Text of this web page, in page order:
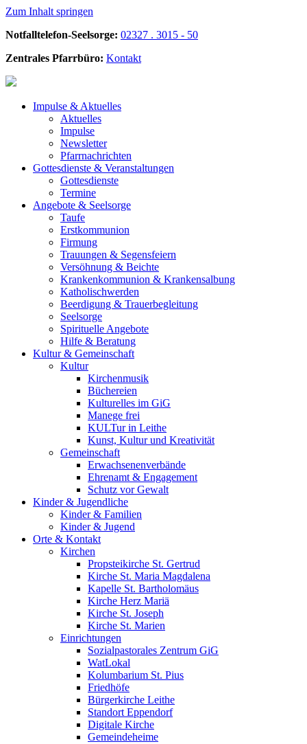
Zum Inhalt springen
Notfalltelefon-Seelsorge: 02327 . 3015 - 50
Zentrales Pfarrbüro: Kontakt
Impulse & Aktuelles
Aktuelles
Impulse
Newsletter
Pfarrnachrichten
Gottesdienste & Veranstaltungen
Gottesdienste
Termine
Angebote & Seelsorge
Taufe
Erstkommunion
Firmung
Trauungen & Segensfeiern
Versöhnung & Beichte
Krankenkommunion & Krankensalbung
Katholischwerden
Beerdigung & Trauerbegleitung
Seelsorge
Spirituelle Angebote
Hilfe & Beratung
Kultur & Gemeinschaft
Kultur
Kirchenmusik
Büchereien
Kulturelles im GiG
Manege frei
KULTur in Leithe
Kunst, Kultur und Kreativität
Gemeinschaft
Erwachsenenverbände
Ehrenamt & Engagement
Schutz vor Gewalt
Kinder & Jugendliche
Kinder & Familien
Kinder & Jugend
Orte & Kontakt
Kirchen
Propsteikirche St. Gertrud
Kirche St. Maria Magdalena
Kapelle St. Bartholomäus
Kirche Herz Mariä
Kirche St. Joseph
Kirche St. Marien
Einrichtungen
Sozialpastorales Zentrum GiG
WatLokal
Kolumbarium St. Pius
Friedhöfe
Bürgerkirche Leithe
Standort Eppendorf
Digitale Kirche
Gemeindeheime